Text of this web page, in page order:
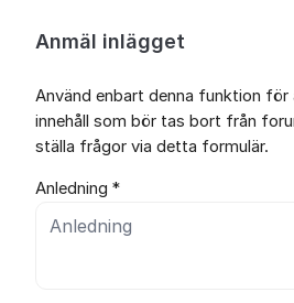
Anmäl inlägget
Använd enbart denna funktion
innehåll som bör tas bort från
ställa frågor via detta formulär.
Anledning *